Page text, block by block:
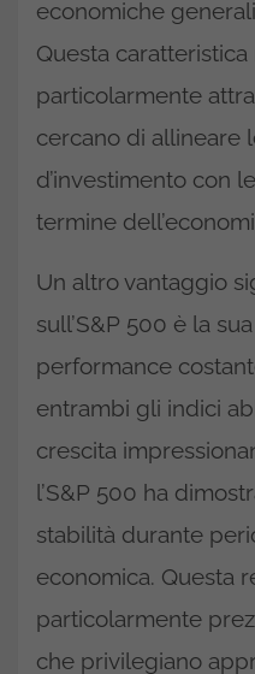
economiche
Questa caratteristica
particolarmente
cercano di allineare
d’investimento con
termine
Un altro vantaggio
sull’S&P 500 è la
performance
entrambi gli indici
crescita
l’S&P 500 ha
stabilità durante
economica. Questa
particolarmente
che privilegiano